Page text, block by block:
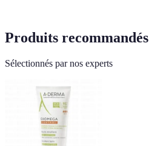
Produits recommandés
Sélectionnés par nos experts